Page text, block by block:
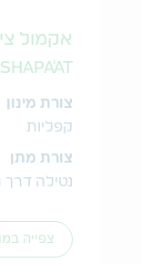
אקמול
צורת מינון
קפליות
צורת מתן
נטילה
צפייה